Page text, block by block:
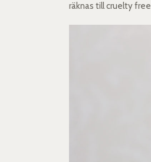
räknas till cruelty